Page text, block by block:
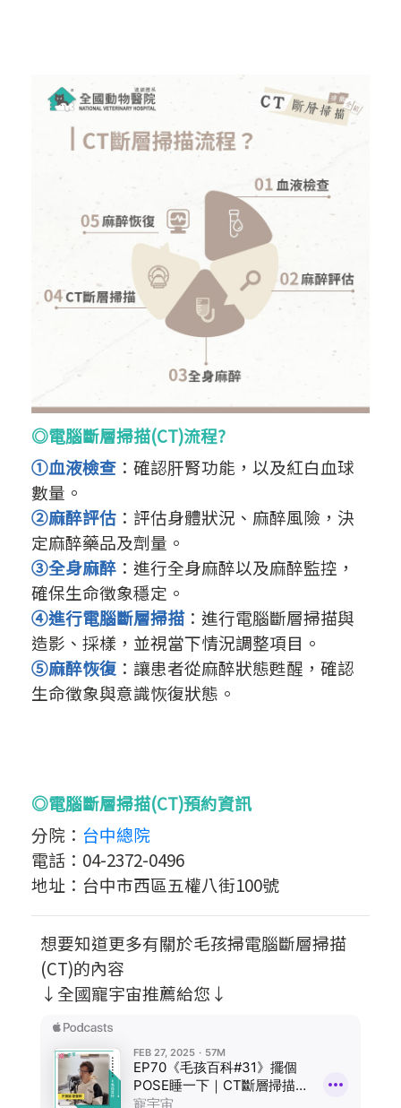
◎電腦斷層掃描(CT)流程?
①血液檢查 ：確認肝腎功能，以及紅白血球
數量。
②麻醉評估 ：評估身體狀況、麻醉風險，決
定麻醉藥品及劑量。
③全身麻醉 ：進行全身麻醉以及麻醉監控，
確保生命徵象穩定。
④進行電腦斷層掃描：進行電腦斷層掃描與
造影、採樣，並視當下情況調整項目。
⑤麻醉恢復 ：讓患者從麻醉狀態甦醒，確認
生命徵象與意識恢復狀態。
◎電腦斷層掃描(CT)預約資訊
分院： 台中總院
電話：04-2372-0496
地址：台中市西區五權八街100號
想要知道更多有關於毛孩掃電腦斷層掃描
(CT)的內容
↓全國寵宇宙推薦給您↓